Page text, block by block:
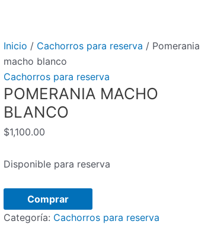
Inicio / Cachorros para reserva / Pomerania
macho blanco
Cachorros para reserva
POMERANIA MACHO
BLANCO
$1,100.00
Disponible para reserva
Pomerania
macho
blanco
Comprar
Categoría: Cachorros para reserva